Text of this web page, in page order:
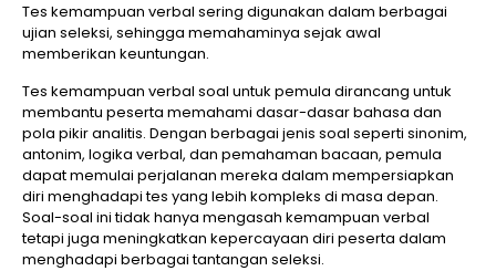
Tes kemampuan verbal sering digunakan dalam berbagai
ujian seleksi, sehingga memahaminya sejak awal
memberikan keuntungan.
Tes kemampuan verbal soal untuk pemula dirancang untuk
membantu peserta memahami dasar-dasar bahasa dan
pola pikir analitis. Dengan berbagai jenis soal seperti sinonim,
antonim, logika verbal, dan pemahaman bacaan, pemula
dapat memulai perjalanan mereka dalam mempersiapkan
diri menghadapi tes yang lebih kompleks di masa depan.
Soal-soal ini tidak hanya mengasah kemampuan verbal
tetapi juga meningkatkan kepercayaan diri peserta dalam
menghadapi berbagai tantangan seleksi.